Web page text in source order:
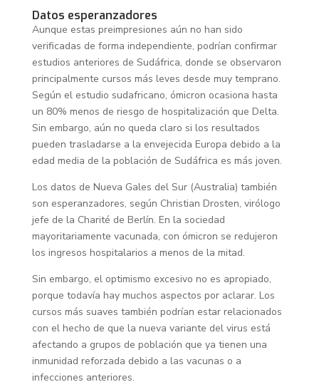
Datos esperanzadores
Aunque estas preimpresiones aún no han sido
verificadas de forma independiente, podrían confirmar
estudios anteriores de Sudáfrica, donde se observaron
principalmente cursos más leves desde muy temprano.
Según el estudio sudafricano, ómicron ocasiona hasta
un 80% menos de riesgo de hospitalización que Delta.
Sin embargo, aún no queda claro si los resultados
pueden trasladarse a la envejecida Europa debido a la
edad media de la población de Sudáfrica es más joven.
Los datos de Nueva Gales del Sur (Australia) también
son esperanzadores, según Christian Drosten, virólogo
jefe de la Charité de Berlín. En la sociedad
mayoritariamente vacunada, con ómicron se redujeron
los ingresos hospitalarios a menos de la mitad.
Sin embargo, el optimismo excesivo no es apropiado,
porque todavía hay muchos aspectos por aclarar. Los
cursos más suaves también podrían estar relacionados
con el hecho de que la nueva variante del virus está
afectando a grupos de población que ya tienen una
inmunidad reforzada debido a las vacunas o a
infecciones anteriores.